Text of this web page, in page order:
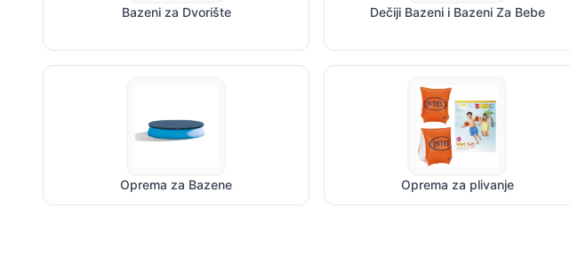
Bazeni za Dvorište Dečiji Bazeni i Bazeni Za Bebe
Oprema za Bazene Oprema za plivanje